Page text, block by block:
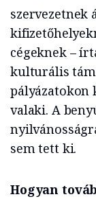
szervezetnek
cégeknek –
kulturális
valaki. A
sem tett ki.
Hogyan